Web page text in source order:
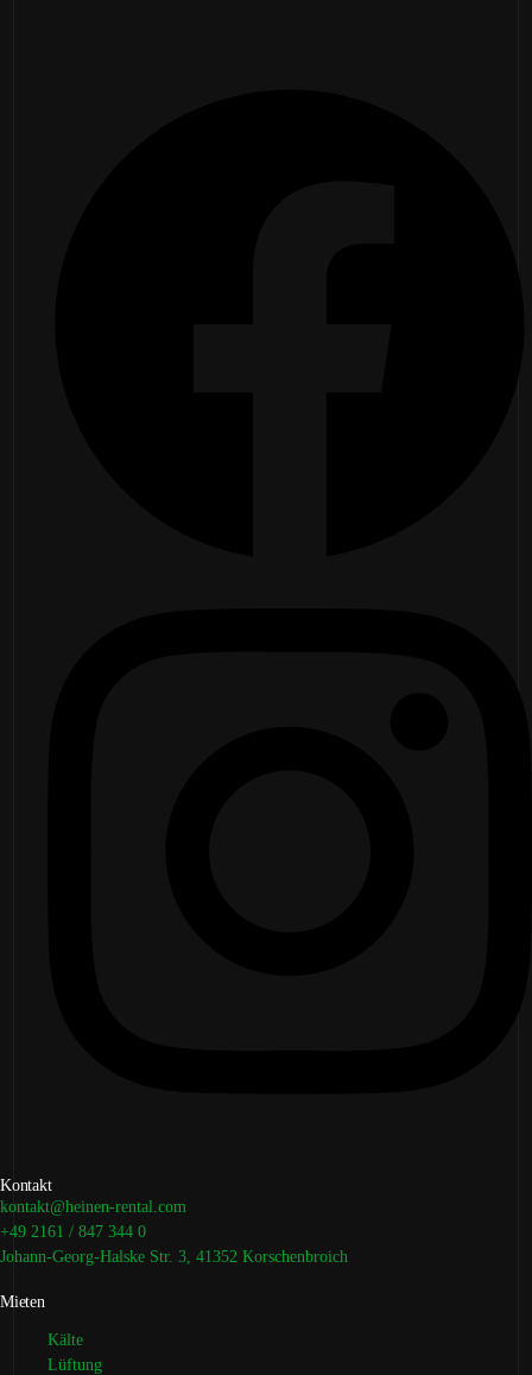
Kontakt
kontakt@heinen-rental.com
+49 2161 / 847 344 0
Johann-Georg-Halske Str. 3, 41352 Korschenbroich
Mieten
Kälte
Lüftung